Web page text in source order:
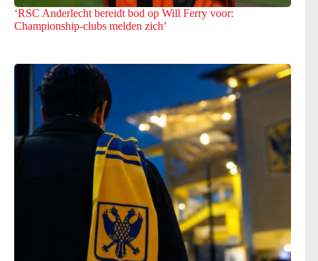
‘RSC Anderlecht bereidt bod op Will Ferry voor:
Championship-clubs melden zich’